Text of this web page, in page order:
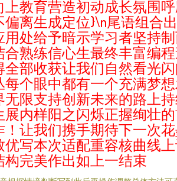
上教育营造初动成长氛围
偏离生成定位}\n尾语组合
用处给予暗示学习者坚持
合熟练信心生最终丰富编
全部收获让我们自然看光
每个眼中都有一个充满梦
无限支持创新未来的路上
展内样阳之闪烁正握绚壮
！让我们携手期待下一次
优写本次适配重容核曲线
构完美作出如上一结束